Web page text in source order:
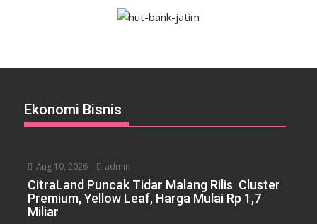
Ekonomi Bisnis
Aug 10, 2026 admin
CitraLand Puncak Tidar Malang Rilis Cluster
Premium, Yellow Leaf, Harga Mulai Rp 1,7
Miliar